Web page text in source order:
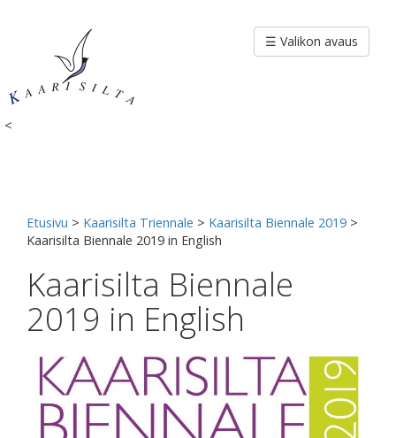
<
☰ Valikon avaus
Etusivu > Kaarisilta Triennale > Kaarisilta Biennale 2019 >
Kaarisilta Biennale 2019 in English
Kaarisilta Biennale
2019 in English